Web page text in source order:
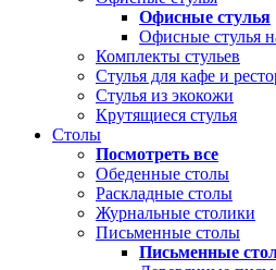
Офисные стулья
Офисные стулья
Комплекты стульев
Стулья для кафе и
Стулья из экокожи
Крутящиеся стулья
Столы
Посмотреть все
Обеденные столы
Раскладные столы
Журнальные столики
Письменные столы
Письменные